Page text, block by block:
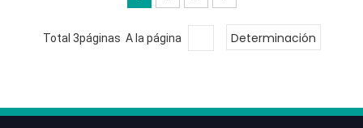
Total 3páginas A la página Determinación